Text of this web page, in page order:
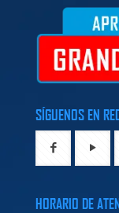
SÍGUENOS EN
HORARIO DE